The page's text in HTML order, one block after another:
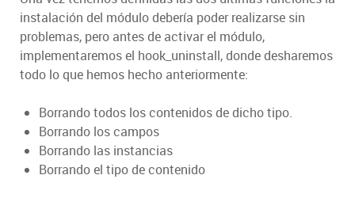
instalación del módulo debería poder realizarse sin
problemas, pero antes de activar el módulo,
implementaremos el hook_uninstall, donde desharemos
todo lo que hemos hecho anteriormente:
Borrando todos los contenidos de dicho tipo.
Borrando los campos
Borrando las instancias
Borrando el tipo de contenido